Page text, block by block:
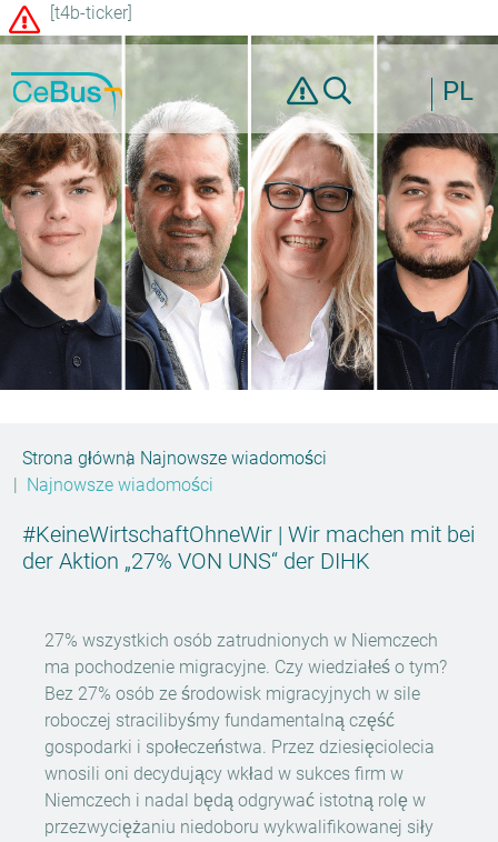
[t4b-ticker]
PL
Strona główna Najnowsze wiadomości
Najnowsze wiadomości
#KeineWirtschaft­OhneWir | Wir machen mit bei
der Aktion „27% VON UNS“ der DIHK
27% wszystkich osób zatrudnionych w Niemczech
ma pochodzenie migracyjne. Czy wiedziałeś o tym?
Bez 27% osób ze środowisk migracyjnych w sile
roboczej stracilibyśmy fundamentalną część
gospodarki i społeczeństwa. Przez dziesięciolecia
wnosili oni decydujący wkład w sukces firm w
Niemczech i nadal będą odgrywać istotną rolę w
przezwyciężaniu niedoboru wykwalifikowanej siły